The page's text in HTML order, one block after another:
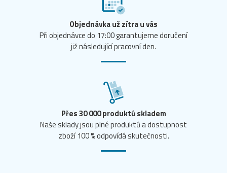
Objednávka už zítra u vás
Při objednávce do 17:00 garantujeme doručení
již následující pracovní den.
Přes 30 000 produktů skladem
Naše sklady jsou plné produktů a dostupnost
zboží 100 % odpovídá skutečnosti.